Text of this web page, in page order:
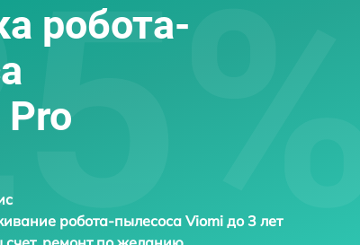
робота-
робота-пылесоса Viomi до 3 лет